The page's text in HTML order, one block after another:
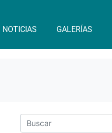
NOTICIAS GALERÍAS